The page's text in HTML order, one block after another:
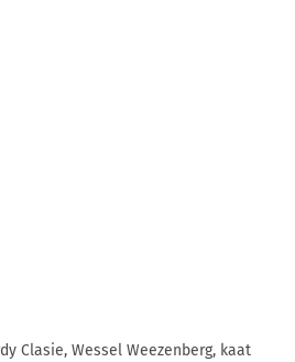
Clasie, Wessel Weezenberg, kaat